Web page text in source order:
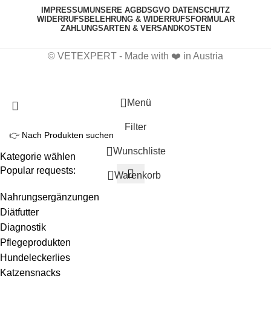
IMPRESSUMUNSERE AGBDSGVO DATENSCHUTZ
WIDERRUFSBELEHRUNG & WIDERRUFSFORMULAR
ZAHLUNGSARTEN & VERSANDKOSTEN
© VETEXPERT - Made with ❤️ in Austria
Kategorie wählen
Popular requests:
Nahrungsergänzungen
Diätfutter
Diagnostik
Pflegeprodukten
Hundeleckerlies
Katzensnacks
Menü
Filter
Wunschliste
0 Warenkorb